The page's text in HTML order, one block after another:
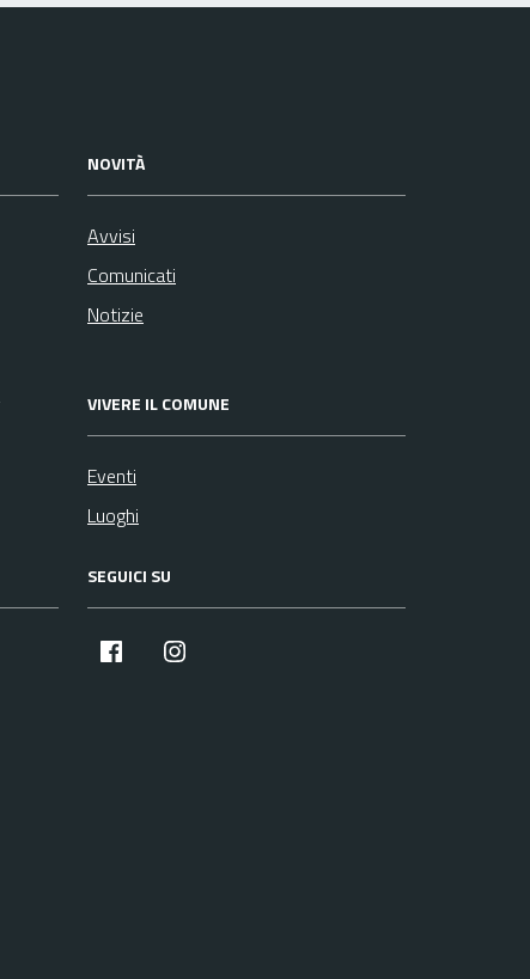
NOVITÀ
Avvisi
Comunicati
Notizie
VIVERE IL COMUNE
Eventi
Luoghi
SEGUICI SU
facebook